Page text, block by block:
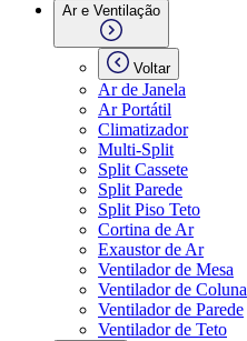
Ar e Ventilação
Voltar
Ar de Janela
Ar Portátil
Climatizador
Multi-Split
Split Cassete
Split Parede
Split Piso Teto
Cortina de Ar
Exaustor de Ar
Ventilador de Mesa
Ventilador de Coluna
Ventilador de Parede
Ventilador de Teto